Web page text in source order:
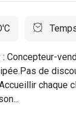
Concepteur-
de
chaque